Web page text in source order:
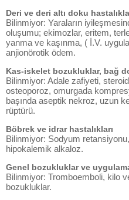
Deri ve deri altı doku
Bilinmiyor: Yaraların
oluşumu; ekimozlar, eritem,
yanma ve kaşınma, ( İ.V.
anjionörotik ödem.
Kas-iskelet bozukluklar, bağ
Bilinmiyor: Adale zafiyeti,
osteoporoz, omurgada
başında aseptik nekroz, uzun
rüptürü.
Böbrek ve idrar hastalıkları
Bilinmiyor: Sodyum
hipokalemik alkaloz.
Genel bozukluklar ve
Bilinmiyor: Tromboemboli, kilo
bozukluklar.